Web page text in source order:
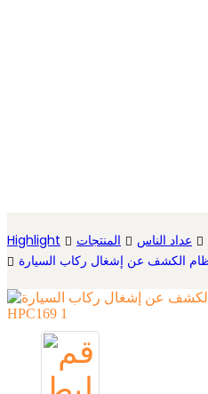
Highlight المنتجات عداد الناس